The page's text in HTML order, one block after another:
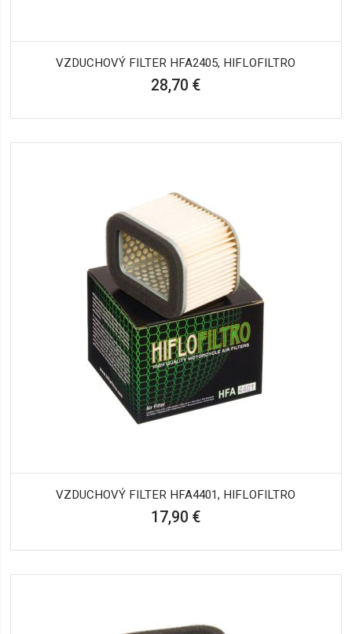
VZDUCHOVÝ FILTER HFA2405, HIFLOFILTRO
28,70 €
VZDUCHOVÝ FILTER HFA4401, HIFLOFILTRO
17,90 €